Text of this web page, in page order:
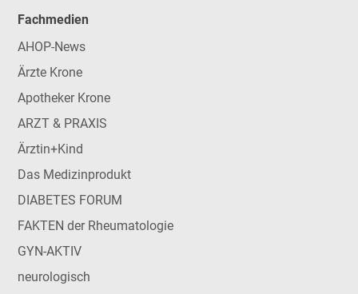
Fachmedien
AHOP-News
Ärzte Krone
Apotheker Krone
ARZT & PRAXIS
Ärztin+Kind
Das Medizinprodukt
DIABETES FORUM
FAKTEN der Rheumatologie
GYN-AKTIV
neurologisch